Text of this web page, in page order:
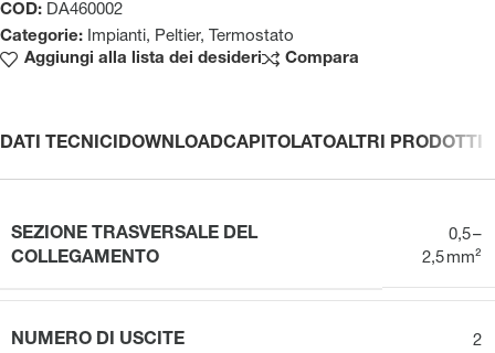
COD: DA460002
Categorie: Impianti, Peltier, Termostato
Aggiungi alla lista dei desideri
Compara
DATI TECNICIDOWNLOADCAPITOLATOALTRI PRODOTTI
SEZIONE TRASVERSALE DEL
COLLEGAMENTO
0,5 –
2,5 mm²
NUMERO DI USCITE 2